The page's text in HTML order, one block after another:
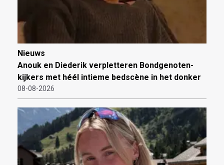
Nieuws
Anouk en Diederik verpletteren Bondgenoten-
kijkers met héél intieme bedscène in het donker
08-08-2026